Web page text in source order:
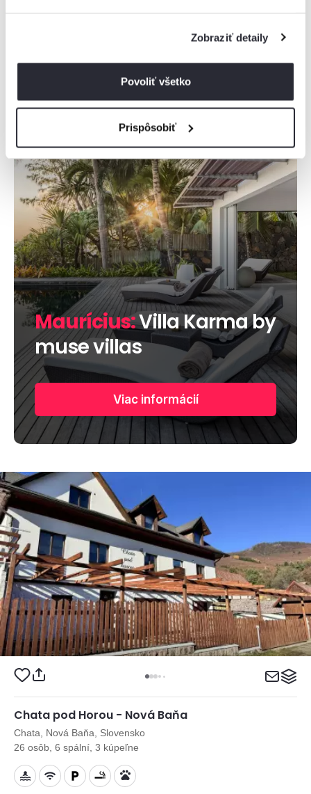
Zobraziť detaily
Povoliť všetko
Prispôsobiť
Maurícius:Villa Karma by
muse villas
Viac informácií
Chata pod Horou - Nová Baňa
Chata, Nová Baňa, Slovensko
26 osôb, 6 spální, 3 kúpeľne